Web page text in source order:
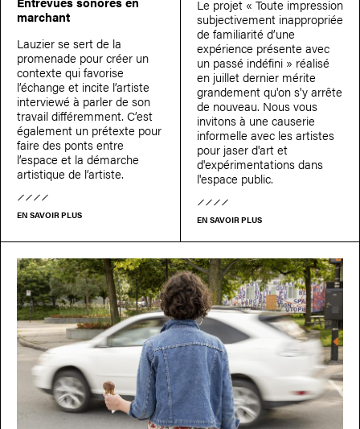
marchant
Lauzier se sert de la
promenade pour créer un
contexte qui favorise
l’échange et incite l’artiste
interviewé à parler de son
travail différemment. C’est
également un prétexte pour
faire des ponts entre
l’espace et la démarche
artistique de l’artiste.
EN SAVOIR PLUS
Le projet « Toute impression
subjectivement inappropriée
de familiarité d’une
expérience présente avec
un passé indéfini » réalisé
en juillet dernier mérite
grandement qu'on s'y arrête
de nouveau. Nous vous
invitons à une causerie
informelle avec les artistes
pour jaser d'art et
d'expérimentations dans
l'espace public.
EN SAVOIR PLUS